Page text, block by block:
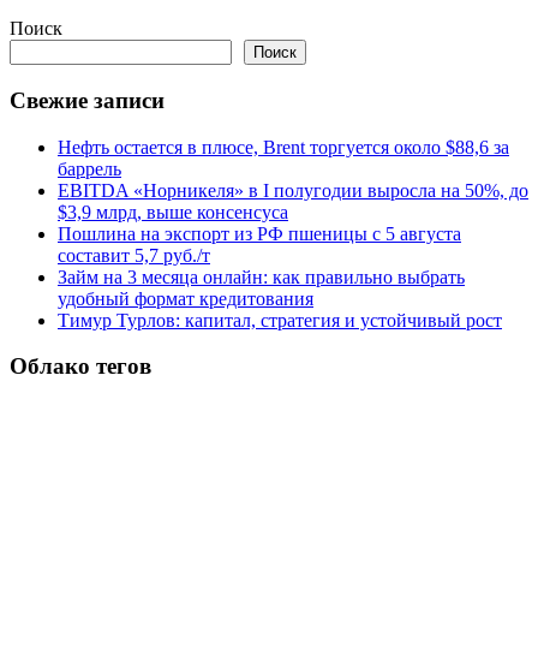
Поиск
Поиск
Свежие записи
Нефть остается в плюсе, Brent торгуется около $88,6 за
баррель
EBITDA «Норникеля» в I полугодии выросла на 50%, до
$3,9 млрд, выше консенсуса
Пошлина на экспорт из РФ пшеницы с 5 августа
составит 5,7 руб./т
Займ на 3 месяца онлайн: как правильно выбрать
удобный формат кредитования
Тимур Турлов: капитал, стратегия и устойчивый рост
Облако тегов